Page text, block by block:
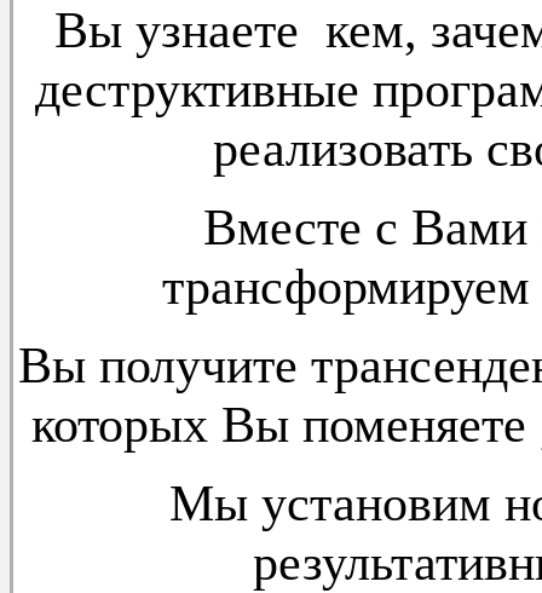
Вы узнаете кем,
деструктивные
реализовать
Вместе с Вами
Вы получите
которых Вы
Мы установим